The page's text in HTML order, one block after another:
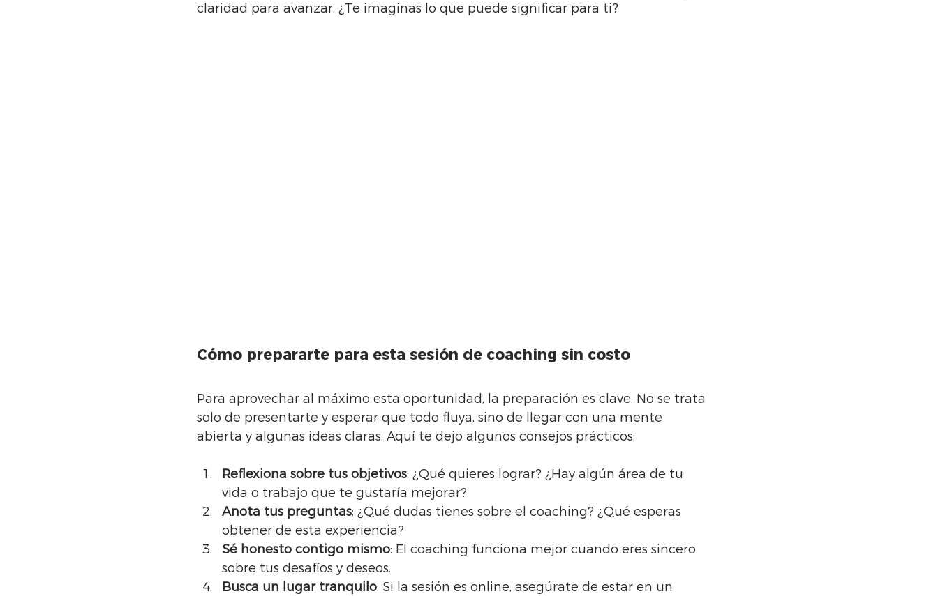
claridad para avanzar. ¿Te imaginas lo que puede significar para ti?
Cómo prepararte para esta sesión de coaching sin costo
Para aprovechar al máximo esta oportunidad, la preparación es clave. No se trata
solo de presentarte y esperar que todo fluya, sino de llegar con una mente
abierta y algunas ideas claras. Aquí te dejo algunos consejos prácticos:
Reflexiona sobre tus objetivos: ¿Qué quieres lograr? ¿Hay algún área de tu
vida o trabajo que te gustaría mejorar?
Anota tus preguntas: ¿Qué dudas tienes sobre el coaching? ¿Qué esperas
obtener de esta experiencia?
Sé honesto contigo mismo: El coaching funciona mejor cuando eres sincero
sobre tus desafíos y deseos.
Busca un lugar tranquilo: Si la sesión es online, asegúrate de estar en un